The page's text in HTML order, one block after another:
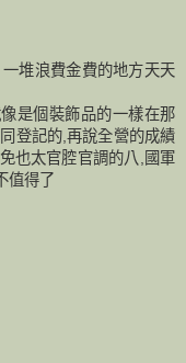
堆浪費金費的地方天天
是個裝飾品的一樣在那
登記的,再說全營的成績
也太官腔官調的八,國軍
值得了